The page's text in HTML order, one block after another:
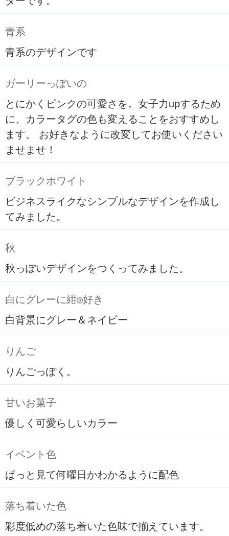
青系
青系のデザインです
ガーリーっぽいの
とにかくピンクの可愛さを。女子力upするため
に、カラータグの色も変えることをおすすめし
ます。 お好きなように改変してお使いください
ませませ！
ブラックホワイト
ビジネスライクなシンプルなデザインを作成し
てみました。
秋
秋っぽいデザインをつくってみました。
白にグレーに紺◎好き
白背景にグレー＆ネイビー
りんご
りんごっぽく。
甘いお菓子
優しく可愛らしいカラー
イベント色
ぱっと見て何曜日かわかるように配色
落ち着いた色
彩度低めの落ち着いた色味で揃えています。